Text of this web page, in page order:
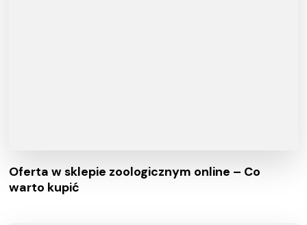
Oferta w sklepie zoologicznym online – Co
warto kupić